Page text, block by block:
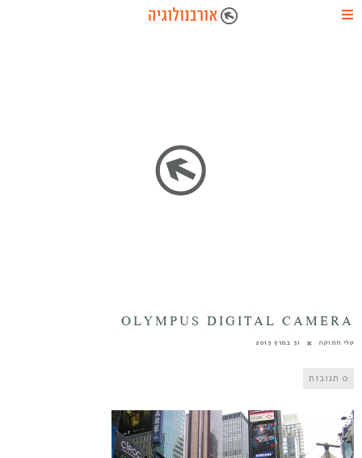
OLYMPUS DIGITAL CAMERA
טלי חתוקה 31 במרץ 2013
0 תגובות